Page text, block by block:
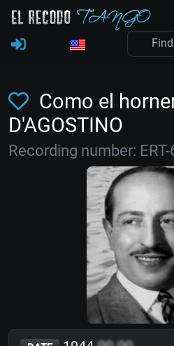
Como el
D'AGOSTINO
Recording number: